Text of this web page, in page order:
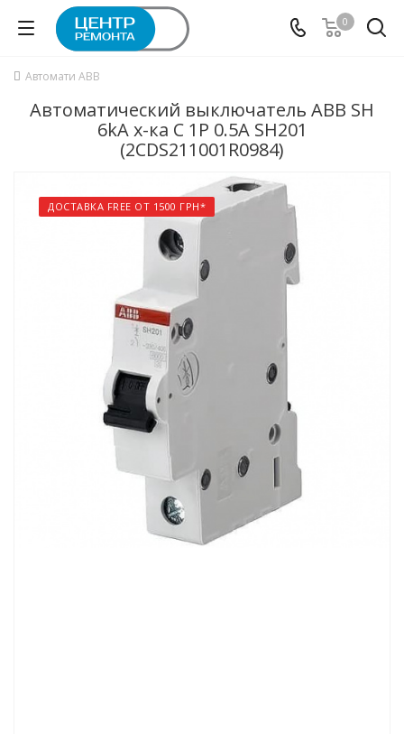
0
Автомати ABB
Автоматический выключатель ABB SH
6kA х-ка C 1P 0.5А SH201
(2CDS211001R0984)
ДОСТАВКА FREE ОТ 1500 ГРН*